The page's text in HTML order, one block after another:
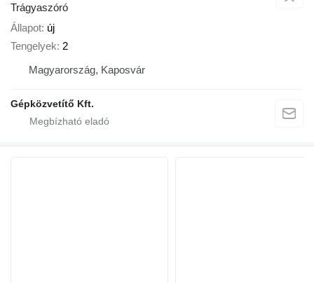
Trágyaszóró
Állapot új
Tengelyek 2
Magyarország, Kaposvár
Gépközvetítő Kft.